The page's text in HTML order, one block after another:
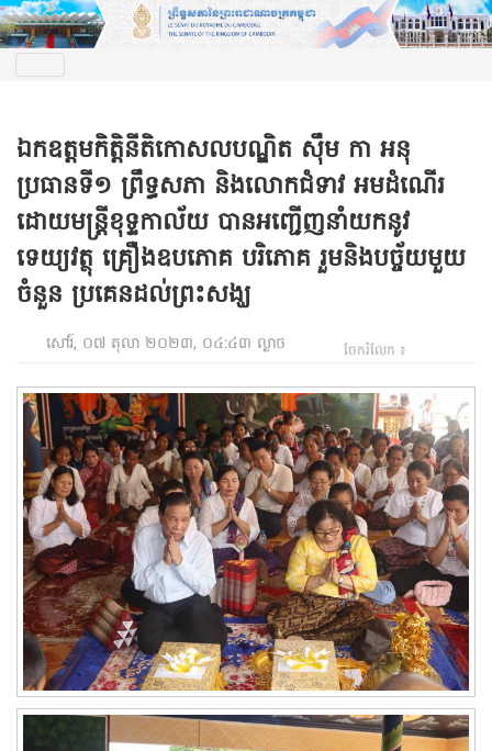
ឯកឧត្តមកិត្តិនីតិកោសលបណ្ឌិត ស៊ឹម កា អនុ
ប្រធានទី១ ព្រឹទ្ធសភា និងលោកជំទាវ អមដំណើរ
ដោយមន្រ្តីខុទ្ទកាល័យ បានអញ្ជើញនាំយកនូវ
ទេយ្យវត្ថុ គ្រឿងឧបភោគ បរិភោគ រួមនិងបច្ច័យមួយ
ចំនួន ប្រគេនដល់ព្រះសង្ឃ
សៅរ៍, ០៧ តុលា ២០២៣, ០៤:៤៣ ល្ងាច ចែករំលែក ៖